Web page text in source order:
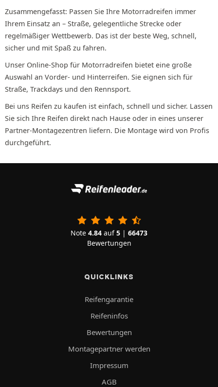
Zusammengefasst: Passen Sie Ihre Motorradreifen immer
Ihrem Einsatz an – Straße, gelegentliche Strecke oder
regelmäßiger Wettbewerb. Das ist der beste Weg, schnell,
sicher und mit Spaß zu fahren.
Unser Online-Shop für Motorradreifen bietet eine große
Auswahl an Vorder- und Hinterreifen. Sie eignen sich für
Straße, Trackdays und den Rennsport.
Bei uns Reifen zu kaufen ist einfach, schnell und sicher. Lassen
Sie sich Ihre Reifen direkt nach Hause oder in eines unserer
Partner-Montagezentren liefern. Die Montage wird von Profis
durchgeführt.
Note 4.84 auf5 | 66473
Bewertungen
QUICKLINKS
Reifengarantie
Reifeninfos
Bewertungen
Montagepartner werden
Impressum
AGB